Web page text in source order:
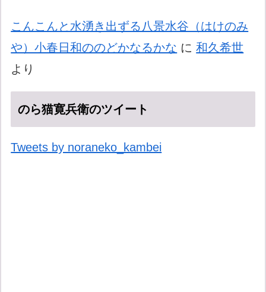
こんこんと水湧き出ずる八景水谷（はけのみ
や）小春日和ののどかなるかな に和久希世
より
のら猫寛兵衛のツイート
Tweets by noraneko_kambei